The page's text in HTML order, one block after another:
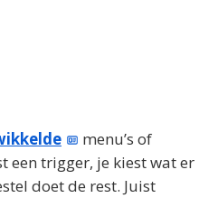
menu’s of
een trigger, je kiest wat er
doet de rest. Juist